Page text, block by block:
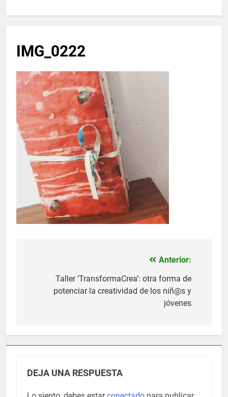
IMG_0222
entradas
Anterior:
Taller ‘TransformaCrea’: otra forma de
potenciar la creatividad de los niñ@s y
jóvenes
DEJA UNA RESPUESTA